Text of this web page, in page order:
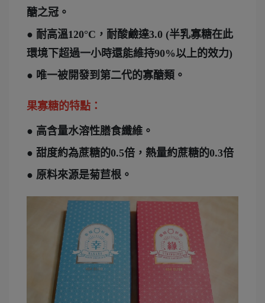
醣之冠。
● 耐高溫120°C，耐酸鹼達3.0 (半乳寡糖在此
環境下超過一小時還能維持90%以上的效力)
● 唯一被開發到第二代的寡醣類。
果寡糖的特點：
● 高含量水溶性膳食纖維。
● 甜度約為蔗糖的0.5倍，熱量約蔗糖的0.3倍
● 原料來源是菊苣根。